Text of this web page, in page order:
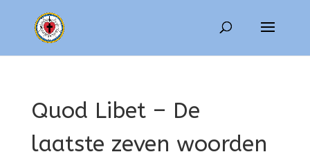
Quod Libet – De
laatste zeven woorden